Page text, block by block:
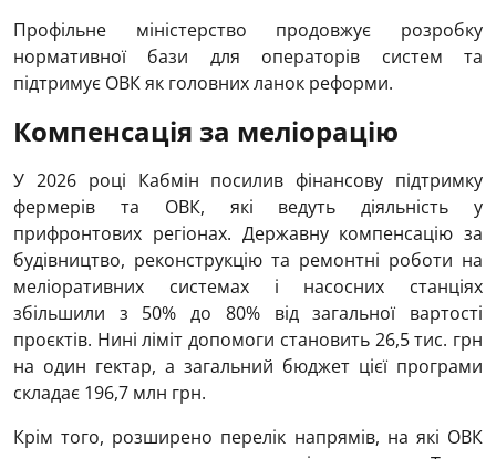
Профільне міністерство продовжує розробку
нормативної бази для операторів систем та
підтримує ОВК як головних ланок реформи.
Компенсація за меліорацію
У 2026 році Кабмін посилив фінансову підтримку
фермерів та ОВК, які ведуть діяльність у
прифронтових регіонах. Державну компенсацію за
будівництво, реконструкцію та ремонтні роботи на
меліоративних системах і насосних станціях
збільшили з 50% до 80% від загальної вартості
проєктів. Нині ліміт допомоги становить 26,5 тис. грн
на один гектар, а загальний бюджет цієї програми
складає 196,7 млн грн.
Крім того, розширено перелік напрямів, на які ОВК